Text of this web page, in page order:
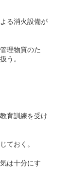
る消火設備が
理物質のた
う。
育訓練を受け
ておく。
は十分にす